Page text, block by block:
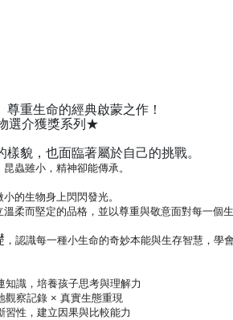
重生命的經典啟蒙之作！
選介獲獎系列★
貌，也面臨著屬於自己的挑戰。
昆蟲雖小，精神卻能傳承。
的生物身上閃閃發光。
柔而堅定的品格，並以尊重與敬意面對每一個生
，認識每一種小生命的奇妙本能與生存智慧，學
知識，培養孩子思考與理解力
觀察記錄 × 真實生態重現
習性，建立因果與比較能力